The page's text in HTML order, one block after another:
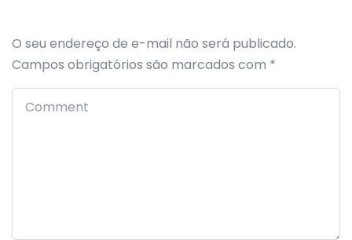
O seu endereço de e-mail não será publicado.
Campos obrigatórios são marcados com *